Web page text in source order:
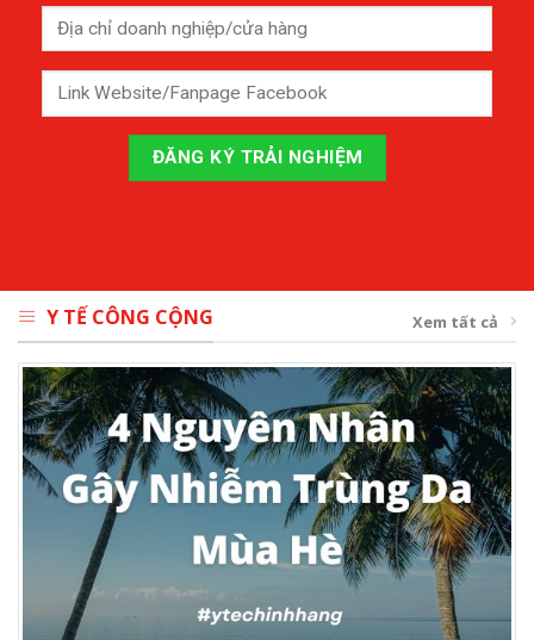
Y TẾ CÔNG CỘNG Xem tất cả